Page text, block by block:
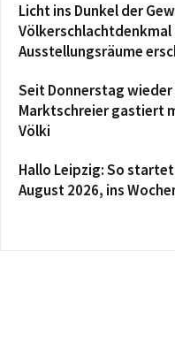
Licht ins Dunkel der
Völkerschlachtdenkmal
Ausstellungsräume
Seit Donnerstag
Marktschreier gastiert
Völki
Hallo Leipzig: So
August 2026, ins